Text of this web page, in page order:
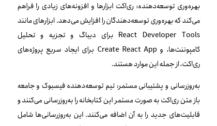
بهره‌وری توسعه‌دهنده: ری‌اکت ابزارها و افزونه‌های زیادی را فراهم
می‌کند که بهره‌وری توسعه‌دهندگان را افزایش می‌دهد. ابزارهای مانند
React Developer Tools برای دیباگ و تجزیه و تحلیل
کامپوننت‌ها، و Create React App برای ایجاد سریع پروژه‌های
ری‌اکت، از جمله این موارد هستند.
به‌روزرسانی و پشتیبانی مستمر: تیم توسعه‌دهنده فیسبوک و جامعه
باز متن ری‌اکت به صورت مستمر این کتابخانه را به‌روزرسانی می‌کنند و
قابلیت‌های جدید را به آن اضافه می‌کنند. این به‌روزرسانی‌ها شامل